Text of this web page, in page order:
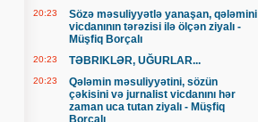
20:23
Sözə məsuliyyətlə yanaşan, qələmini
vicdanının tərəzisi ilə ölçən ziyalı -
Müşfiq Borçalı
20:23 TƏBRIKLƏR, UĞURLAR...
20:23
Qələmin məsuliyyətini, sözün
çəkisini və jurnalist vicdanını hər
zaman uca tutan ziyalı - Müşfiq
Borçalı